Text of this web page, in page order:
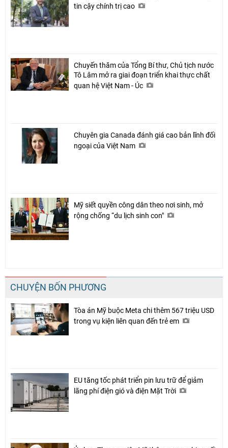
tin cậy chính trị cao
Chuyến thăm của Tổng Bí thư, Chủ tịch nước
Tô Lâm mở ra giai đoạn triển khai thực chất
quan hệ Việt Nam - Úc
Chuyên gia Canada đánh giá cao bản lĩnh đối
ngoại của Việt Nam
Mỹ siết quyền công dân theo nơi sinh, mở
rộng chống “du lịch sinh con"
CHUYỆN BỐN PHƯƠNG
Tòa án Mỹ buộc Meta chi thêm 567 triệu USD
trong vụ kiện liên quan đến trẻ em
EU tăng tốc phát triển pin lưu trữ để giảm
lãng phí điện gió và điện Mặt Trời